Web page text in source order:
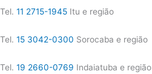
Tel. 11 2715-1945 Itu e região
Tel. 15 3042-0300 Sorocaba e região
Tel. 19 2660-0769 Indaiatuba e região